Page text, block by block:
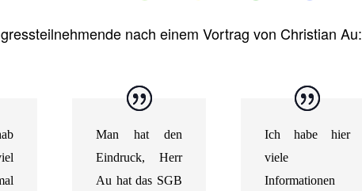
nach einem Vortrag von Christian Au:
Man hat den
Eindruck, Herr
Au hat das SGB
Ich habe hier
viele
Informationen